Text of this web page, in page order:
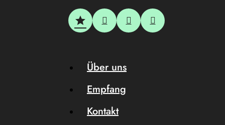
Über uns
Empfang
Kontakt